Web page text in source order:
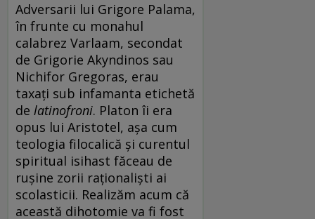
Adversarii lui Grigore Palama,
în frunte cu monahul
calabrez Varlaam, secondat
de Grigorie Akyndinos sau
Nichifor Gregoras, erau
taxați sub infamanta etichetă
de latinofroni. Platon îi era
opus lui Aristotel, așa cum
teologia filocalică și curentul
spiritual isihast făceau de
rușine zorii raționaliști ai
scolasticii. Realizăm acum că
această dihotomie va fi fost